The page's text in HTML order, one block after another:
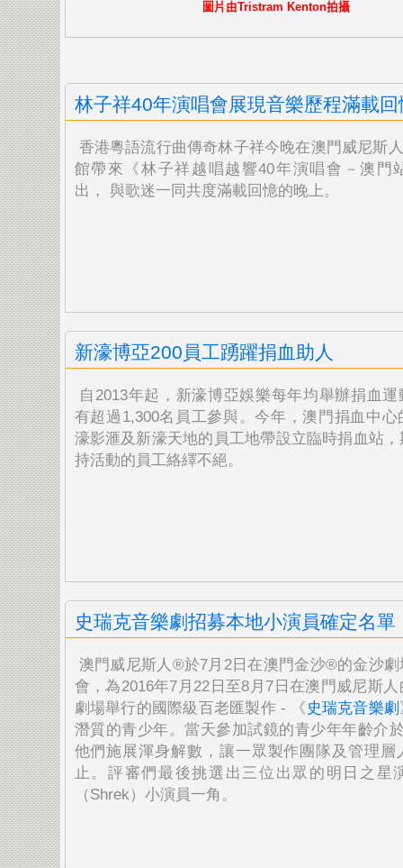
圖片由Tristram Kenton拍攝
林子祥40年演唱會展現音樂歷程滿載回
香港粵語流行曲傳奇林子祥今晚在澳門威尼斯
館帶來《林子祥越唱越響40年演唱會－澳門
出， 與歌迷一同共度滿載回憶的晚上。
新濠博亞200員工踴躍捐血助人
自2013年起，新濠博亞娛樂每年均舉辦捐血
有超過 1,300名員工參與。今年，澳門捐血中心
濠影滙及新濠天地的員工地帶設立臨時捐血站
持活動的員工絡繹不絕。
史瑞克音樂劇招募本地小演員確定名單
澳門威尼斯人®於7月2日在澳門金沙®的金沙劇
會，為2016年7月22日至8月7日在澳門威尼斯
劇場舉行的國際級百老匯製作 - 《 史瑞克音樂劇
潛質的青少年。 當天參加試鏡的青少年年齡介
他們施展渾身解數， 讓一眾製作團隊及管理層
止。 評審們最後挑選出三位出眾的明日之星
（Shrek）小演員一角。